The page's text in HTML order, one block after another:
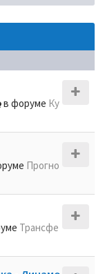
в форуме Ку
Прогно
Трансфе